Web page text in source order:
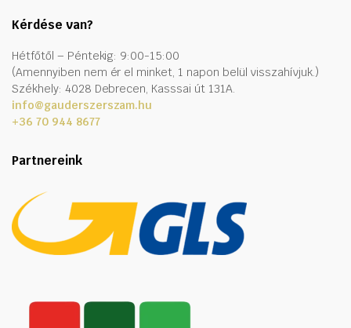
Kérdése van?
Hétfőtől – Péntekig: 9:00-15:00
(Amennyiben nem ér el minket, 1 napon belül visszahívjuk.)
Székhely: 4028 Debrecen, Kasssai út 131A.
info@gauderszerszam.hu
+36 70 944 8677
Partnereink